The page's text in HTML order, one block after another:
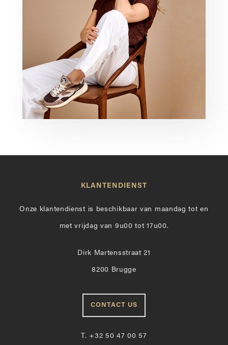
KLANTENDIENST
Onze klantendienst is beschikbaar van maandag tot en
met vrijdag van 9u00 tot 17u00.
Dirk Martensstraat 21
8200 Brugge
CONTACT US
T. +32 50 47 00 57